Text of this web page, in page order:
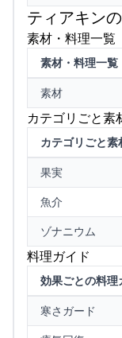
ティアキン
素材・料理一覧
素材・料理一覧
素材
カテゴリごと素
カテゴリごと素
果実
魚介
ゾナニウム
料理ガイド
効果ごとの料理
寒さガード